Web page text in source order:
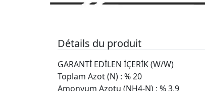
Détails du produit
GARANTİ EDİLEN İÇERİK (W/W)
Toplam Azot (N) : % 20
Amonyum Azotu (NH4-N) : % 3,9